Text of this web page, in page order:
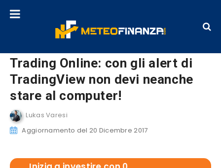
Trading Online: con gli alert di
TradingView non devi neanche
stare al computer!
Lukas Varesi
Aggiornamento del 20 Dicembre 2017